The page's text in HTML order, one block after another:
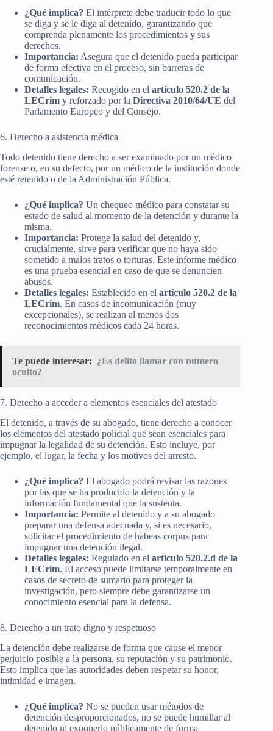
¿Qué implica? El intérprete debe traducir todo lo que
se diga y se le diga al detenido, garantizando que
comprenda plenamente los procedimientos y sus
derechos.
Importancia: Asegura que el detenido pueda participar
de forma efectiva en el proceso, sin barreras de
comunicación.
Detalles legales: Recogido en el artículo 520.2 de la
LECrim y reforzado por la Directiva 2010/64/UE del
Parlamento Europeo y del Consejo.
6. Derecho a asistencia médica
Todo detenido tiene derecho a ser examinado por un médico
forense o, en su defecto, por un médico de la institución donde
esté retenido o de la Administración Pública.
¿Qué implica? Un chequeo médico para constatar su
estado de salud al momento de la detención y durante la
misma.
Importancia: Protege la salud del detenido y,
crucialmente, sirve para verificar que no haya sido
sometido a malos tratos o torturas. Este informe médico
es una prueba esencial en caso de que se denuncien
abusos.
Detalles legales: Establecido en el artículo 520.2 de la
LECrim. En casos de incomunicación (muy
excepcionales), se realizan al menos dos
reconocimientos médicos cada 24 horas.
Te puede interesar: ¿Es delito llamar con número
oculto?
7. Derecho a acceder a elementos esenciales del atestado
El detenido, a través de su abogado, tiene derecho a conocer
los elementos del atestado policial que sean esenciales para
impugnar la legalidad de su detención. Esto incluye, por
ejemplo, el lugar, la fecha y los motivos del arresto.
¿Qué implica? El abogado podrá revisar las razones
por las que se ha producido la detención y la
información fundamental que la sustenta.
Importancia: Permite al detenido y a su abogado
preparar una defensa adecuada y, si es necesario,
solicitar el procedimiento de habeas corpus para
impugnar una detención ilegal.
Detalles legales: Regulado en el artículo 520.2.d de la
LECrim. El acceso puede limitarse temporalmente en
casos de secreto de sumario para proteger la
investigación, pero siempre debe garantizarse un
conocimiento esencial para la defensa.
8. Derecho a un trato digno y respetuoso
La detención debe realizarse de forma que cause el menor
perjuicio posible a la persona, su reputación y su patrimonio.
Esto implica que las autoridades deben respetar su honor,
intimidad e imagen.
¿Qué implica? No se pueden usar métodos de
detención desproporcionados, no se puede humillar al
detenido ni exponerlo públicamente de forma